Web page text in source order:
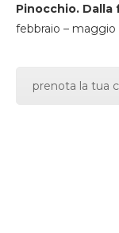
Pinocchio. Dalla
febbraio – maggio
prenota la tua